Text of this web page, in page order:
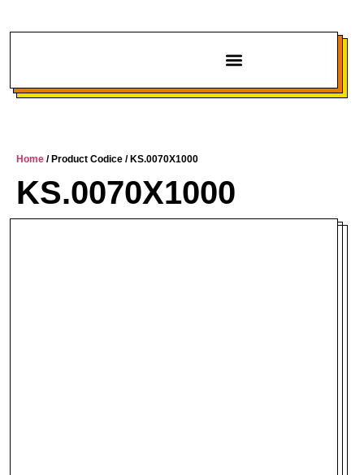
Home / Product Codice / KS.0070X1000
KS.0070X1000